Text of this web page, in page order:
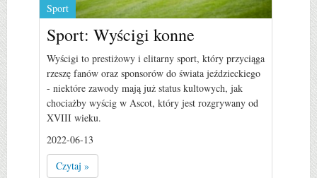
Sport
Sport: Wyścigi konne
Wyścigi to prestiżowy i elitarny sport, który przyciąga
rzeszę fanów oraz sponsorów do świata jeździeckiego
- niektóre zawody mają już status kultowych, jak
chociażby wyścig w Ascot, który jest rozgrywany od
XVIII wieku.
2022-06-13
Czytaj »